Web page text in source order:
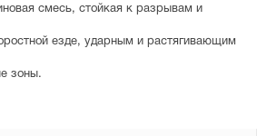
смесь, стойкая к разрывам и
езде, ударным и растягивающим
зоны.